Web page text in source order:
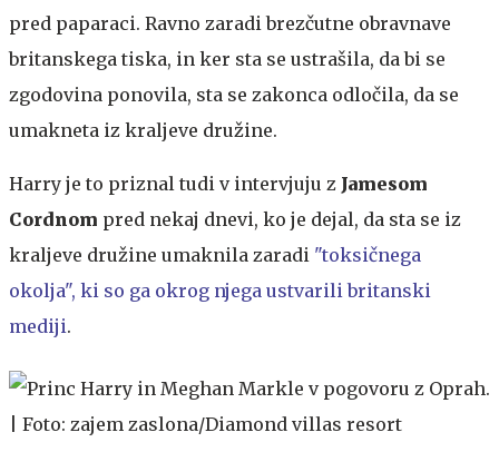
pred paparaci. Ravno zaradi brezčutne obravnave
britanskega tiska, in ker sta se ustrašila, da bi se
zgodovina ponovila, sta se zakonca odločila, da se
umakneta iz kraljeve družine.
Harry je to priznal tudi v intervjuju z Jamesom
Cordnom pred nekaj dnevi, ko je dejal, da sta se iz
kraljeve družine umaknila zaradi "toksičnega
okolja", ki so ga okrog njega ustvarili britanski
mediji.